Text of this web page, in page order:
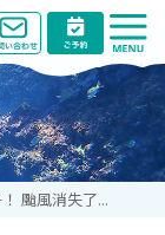
颱風消失了...